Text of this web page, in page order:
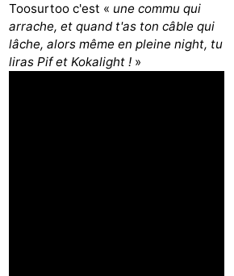
Toosurtoo c'est « une commu qui
arrache, et quand t'as ton câble qui
lâche, alors même en pleine night, tu
liras Pif et Kokalight ! »